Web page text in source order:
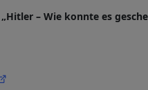
– Wie konnte es